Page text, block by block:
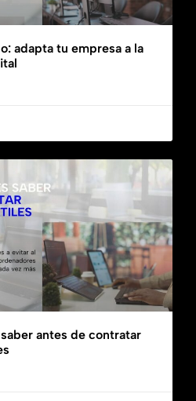
adapta tu empresa a la
antes de contratar